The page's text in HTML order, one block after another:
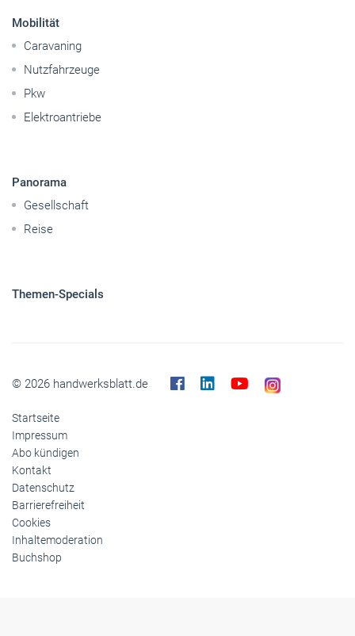
Mobilität
Caravaning
Nutzfahrzeuge
Pkw
Elektroantriebe
Panorama
Gesellschaft
Reise
Themen-Specials
© 2026 handwerksblatt.de
Startseite
Impressum
Abo kündigen
Kontakt
Datenschutz
Barrierefreiheit
Cookies
Inhaltemoderation
Buchshop